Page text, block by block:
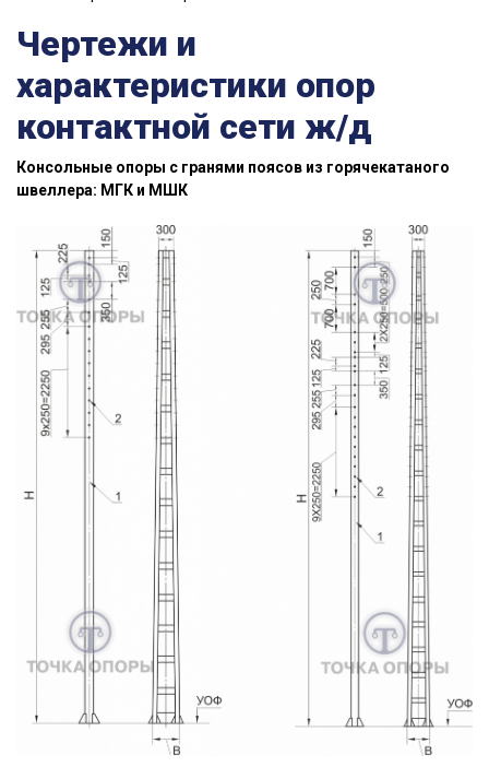
Чертежи и
характеристики опор
контактной сети ж/д
Консольные опоры с гранями поясов из горячекатаного
швеллера: МГК и МШК